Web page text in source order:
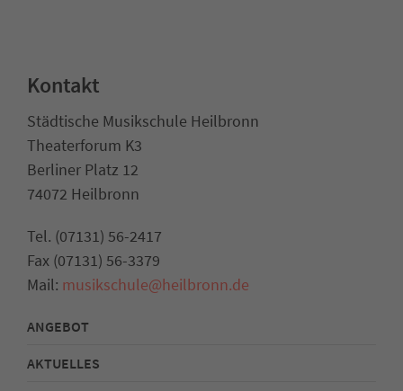
Kontakt
Städtische Musikschule Heilbronn
Theaterforum K3
Berliner Platz 12
74072 Heilbronn
Tel. (07131) 56-2417
Fax (07131) 56-3379
Mail: musikschule@heilbronn.de
ANGEBOT
AKTUELLES